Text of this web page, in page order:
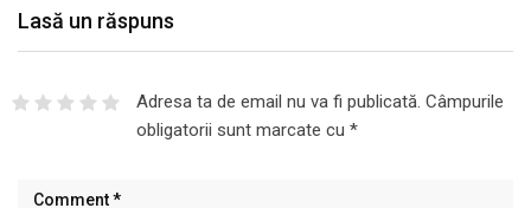
Lasă un răspuns
Adresa ta de email nu va fi publicată. Câmpurile
obligatorii sunt marcate cu *